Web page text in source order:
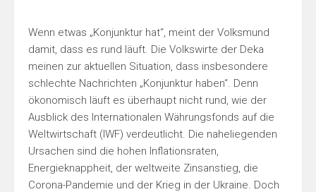
Wenn etwas „Konjunktur hat“, meint der Volksmund
damit, dass es rund läuft. Die Volkswirte der Deka
meinen zur aktuellen Situation, dass insbesondere
schlechte Nachrichten „Konjunktur haben“. Denn
ökonomisch läuft es überhaupt nicht rund, wie der
Ausblick des Internationalen Währungsfonds auf die
Weltwirtschaft (IWF) verdeutlicht. Die naheliegenden
Ursachen sind die hohen Inflationsraten,
Energieknappheit, der weltweite Zinsanstieg, die
Corona-Pandemie und der Krieg in der Ukraine. Doch